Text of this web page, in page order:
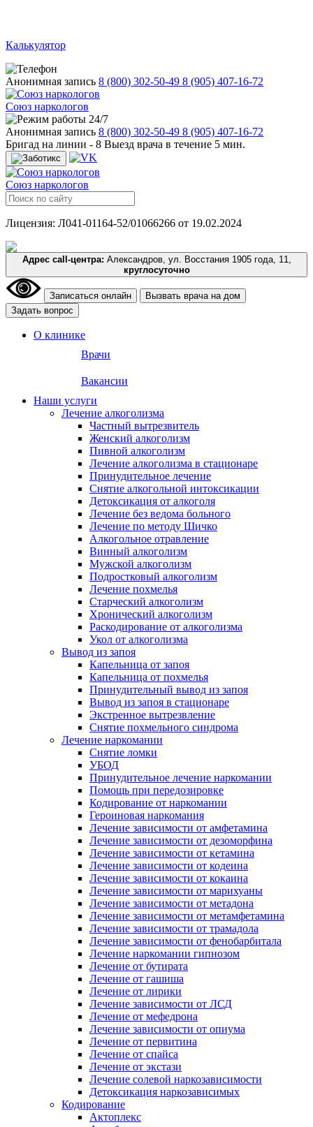
Калькулятор
Анонимная запись 8 (800) 302-50-49 8 (905) 407-16-72
Союз наркологов
24/7
Анонимная запись 8 (800) 302-50-49 8 (905) 407-16-72
Бригад на линии - 8 Выезд врача в течение 5 мин.
Союз наркологов
Лицензия: Л041-01164-52/01066266 от 19.02.2024
Адрес call-центра:
Александров, ул. Восстания 1905 года, 11,
круглосуточно
Записаться онлайн
Вызвать врача на дом
Задать вопрос
О клинике
Врачи
Вакансии
Наши услуги
Лечение алкоголизма
Частный вытрезвитель
Женский алкоголизм
Пивной алкоголизм
Лечение алкоголизма в стационаре
Принудительное лечение
Снятие алкогольной интоксикации
Детоксикация от алкоголя
Лечение без ведома больного
Лечение по методу Шичко
Алкогольное отравление
Винный алкоголизм
Мужской алкоголизм
Подростковый алкоголизм
Лечение похмелья
Старческий алкоголизм
Хронический алкоголизм
Раскодирование от алкоголизма
Укол от алкоголизма
Вывод из запоя
Капельница от запоя
Капельница от похмелья
Принудительный вывод из запоя
Вывод из запоя в стационаре
Экстренное вытрезвление
Снятие похмельного синдрома
Лечение наркомании
Снятие ломки
УБОД
Принудительное лечение наркомании
Помощь при передозировке
Кодирование от наркомании
Героиновая наркомания
Лечение зависимости от амфетамина
Лечение зависимости от дезоморфина
Лечение зависимости от кетамина
Лечение зависимости от кодеина
Лечение зависимости от кокаина
Лечение зависимости от марихуаны
Лечение зависимости от метадона
Лечение зависимости от метамфетамина
Лечение зависимости от трамадола
Лечение зависимости от фенобарбитала
Лечение наркомании гипнозом
Лечение от бутирата
Лечение от гашиша
Лечение от лирики
Лечение зависимости от ЛСД
Лечение от мефедрона
Лечение зависимости от опиума
Лечение от первитина
Лечение от спайса
Лечение от экстази
Лечение солевой наркозависимости
Детоксикация наркозависимых
Кодирование
Актоплекс